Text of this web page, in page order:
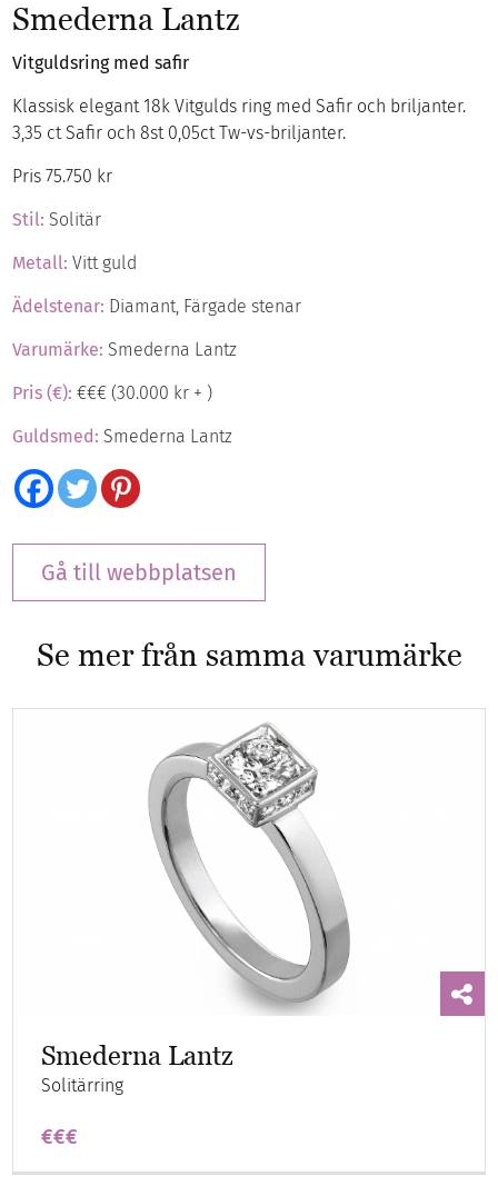
Smederna Lantz
Vitguldsring med safir
Klassisk elegant 18k Vitgulds ring med Safir och briljanter.
3,35 ct Safir och 8st 0,05ct Tw-vs-briljanter.
Pris 75.750 kr
Stil:Solitär
Metall:Vitt guld
Ädelstenar: Diamant, Färgade stenar
Varumärke:Smederna Lantz
Pris (€):€€€ (30.000 kr + )
Guldsmed:Smederna Lantz
Gå till webbplatsen
Se mer från samma varumärke
Smederna Lantz
Solitärring
€€€